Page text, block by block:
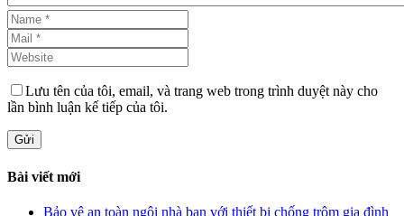
Lưu tên của tôi, email, và trang web trong trình duyệt này cho
lần bình luận kế tiếp của tôi.
Gửi
Bài viết mới
Bảo vệ an toàn ngôi nhà bạn với thiết bị chống trộm gia đình